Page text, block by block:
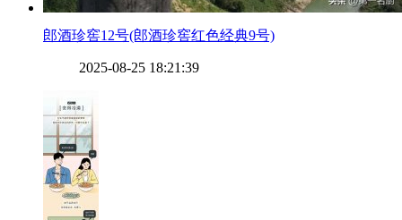
​郎酒珍窖12号(郎酒珍窖红色经典9号)
2025-08-25 18:21:39